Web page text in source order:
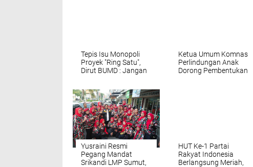
Tepis Isu Monopoli
Proyek "Ring Satu",
Dirut BUMD : Jangan
Ketua Umum Komnas
Perlindungan Anak
Dorong Pembentukan
Yusraini Resmi
Pegang Mandat
Srikandi LMP Sumut,
HUT Ke-1 Partai
Rakyat Indonesia
Berlangsung Meriah,